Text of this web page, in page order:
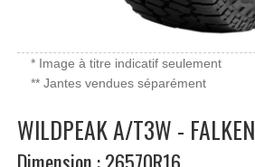
* Image à titre indicatif seulement
** Jantes vendues séparément
WILDPEAK A/T3W - FALKEN